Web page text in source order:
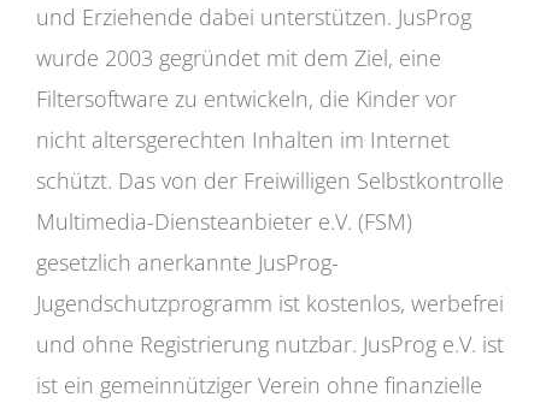
und Erziehende dabei unterstützen. JusProg
wurde 2003 gegründet mit dem Ziel, eine
Filtersoftware zu entwickeln, die Kinder vor
nicht altersgerechten Inhalten im Internet
schützt. Das von der Freiwilligen Selbstkontrolle
Multimedia-Diensteanbieter e.V. (FSM)
gesetzlich anerkannte JusProg-
Jugendschutzprogramm ist kostenlos, werbefrei
und ohne Registrierung nutzbar. JusProg e.V. ist
ist ein gemeinnütziger Verein ohne finanzielle